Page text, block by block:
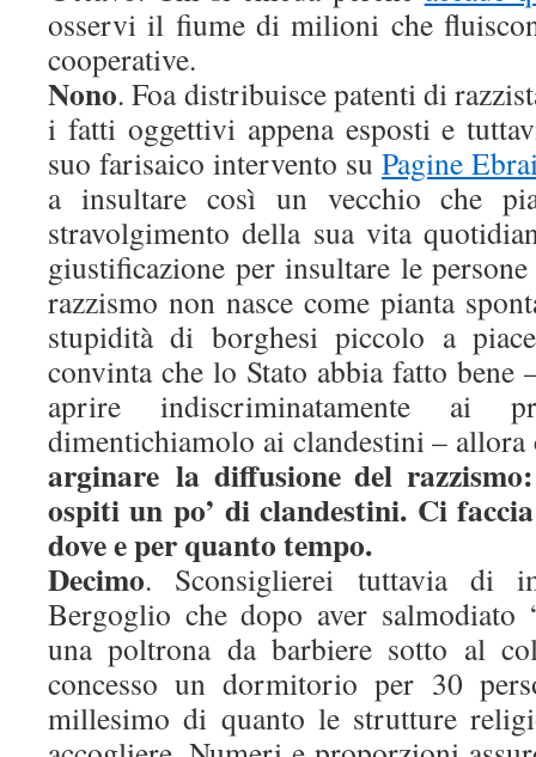
osservi il fiume di milioni che
cooperative.
Nono. Foa distribuisce patenti di
i fatti oggettivi appena esposti e
suo farisaico intervento su Pagine
a insultare così un vecchio che
stravolgimento della sua vita
giustificazione per insultare le
razzismo non nasce come pianta
stupidità di borghesi piccolo a
convinta che lo Stato abbia fatto
aprire indiscriminatamente
dimentichiamolo ai clandestini – allora
arginare la diffusione del
ospiti un po’ di clandestini. Ci
dove e per quanto tempo.
Decimo. Sconsiglierei tuttavia di
Bergoglio che dopo aver salmodiato
una poltrona da barbiere sotto al
concesso un dormitorio per 30
millesimo di quanto le strutture